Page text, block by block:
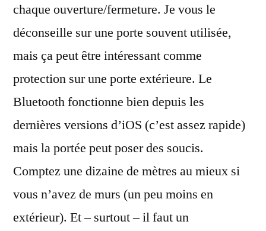
chaque ouverture/fermeture. Je vous le
déconseille sur une porte souvent utilisée,
mais ça peut être intéressant comme
protection sur une porte extérieure. Le
Bluetooth fonctionne bien depuis les
dernières versions d’iOS (c’est assez rapide)
mais la portée peut poser des soucis.
Comptez une dizaine de mètres au mieux si
vous n’avez de murs (un peu moins en
extérieur). Et – surtout – il faut un